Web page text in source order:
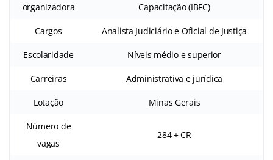
organizadora
Capacitação (IBFC)
Cargos Analista Judiciário e Oficial de Justiça
Escolaridade Níveis médio e superior
Carreiras Administrativa e jurídica
Lotação Minas Gerais
Número de
vagas
284 + CR